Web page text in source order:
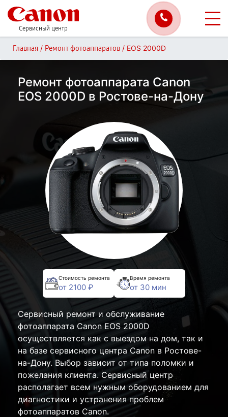
Сервисный центр
Главная / Ремонт фотоаппаратов / EOS 2000D
Ремонт фотоаппарата Canon
EOS 2000D в Ростове-на-Дону
Стоимость ремонта
от 2100 ₽
Время ремонта
от 30 мин
Сервисный ремонт и обслуживание
фотоаппарата Canon EOS 2000D
осуществляется как с выездом на дом, так и
на базе сервисного центра Canon в Ростове-
на-Дону. Выбор зависит от типа поломки и
пожелания клиента. Сервисный центр
располагает всем нужным оборудованием для
диагностики и устранения проблем
фотоаппаратов Canon.